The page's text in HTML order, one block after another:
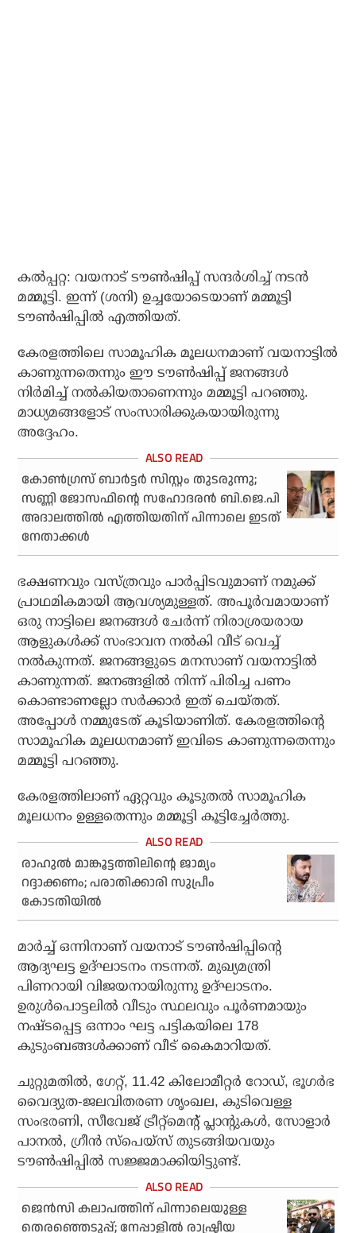
കല്‍പ്പറ്റ: വയനാട് ടൗണ്‍ഷിപ്പ് സന്ദര്‍ശിച്ച് നടന്‍
മമ്മൂട്ടി. ഇന്ന് (ശനി) ഉച്ചയോടെയാണ് മമ്മൂട്ടി
ടൗണ്‍ഷിപ്പില്‍ എത്തിയത്.
കേരളത്തിലെ സാമൂഹിക മൂലധനമാണ് വയനാട്ടില്‍
കാണുന്നതെന്നും ഈ ടൗണ്‍ഷിപ്പ് ജനങ്ങള്‍
നിര്‍മിച്ച് നല്‍കിയതാണെന്നും മമ്മൂട്ടി പറഞ്ഞു.
മാധ്യമങ്ങളോട് സംസാരിക്കുകയായിരുന്നു
അദ്ദേഹം.
കോണ്‍ഗ്രസ് ബാര്‍ട്ടര്‍ സിസ്റ്റം തുടരുന്നു;
സണ്ണി ജോസഫിന്റെ സഹോദരന്‍ ബി.ജെ.പി
അദാലത്തില്‍ എത്തിയതിന് പിന്നാലെ ഇടത്
നേതാക്കള്‍
ഭക്ഷണവും വസ്ത്രവും പാര്‍പ്പിടവുമാണ് നമുക്ക്
പ്രാഥമികമായി ആവശ്യമുള്ളത്. അപൂര്‍വമായാണ്
ഒരു നാട്ടിലെ ജനങ്ങള്‍ ചേര്‍ന്ന് നിരാശ്രയരായ
ആളുകള്‍ക്ക് സംഭാവന നല്‍കി വീട് വെച്ച്
നല്‍കുന്നത്. ജനങ്ങളുടെ മനസാണ് വയനാട്ടില്‍
കാണുന്നത്. ജനങ്ങളില്‍ നിന്ന് പിരിച്ച പണം
കൊണ്ടാണല്ലോ സര്‍ക്കാര്‍ ഇത് ചെയ്തത്.
അപ്പോള്‍ നമ്മുടേത് കൂടിയാണിത്. കേരളത്തിന്റെ
സാമൂഹിക മൂലധനമാണ് ഇവിടെ കാണുന്നതെന്നും
മമ്മൂട്ടി പറഞ്ഞു.
കേരളത്തിലാണ് ഏറ്റവും കൂടുതല്‍ സാമൂഹിക
മൂലധനം ഉള്ളതെന്നും മമ്മൂട്ടി കൂട്ടിച്ചേര്‍ത്തു.
രാഹുല്‍ മാങ്കൂട്ടത്തിലിന്റെ ജാമ്യം
റദ്ദാക്കണം; പരാതിക്കാരി സുപ്രീം
കോടതിയില്‍
മാര്‍ച്ച് ഒന്നിനാണ് വയനാട് ടൗണ്‍ഷിപ്പിന്റെ
ആദ്യഘട്ട ഉദ്ഘാടനം നടന്നത്. മുഖ്യമന്ത്രി
പിണറായി വിജയനായിരുന്നു ഉദ്ഘാടനം.
ഉരുള്‍പൊട്ടലില്‍ വീടും സ്ഥലവും പൂര്‍ണമായും
നഷ്ടപ്പെട്ട ഒന്നാം ഘട്ട പട്ടികയിലെ 178
കുടുംബങ്ങള്‍ക്കാണ് വീട് കൈമാറിയത്.
ചുറ്റുമതില്‍, ഗേറ്റ്, 11.42 കിലോമീറ്റര്‍ റോഡ്, ഭൂഗര്‍ഭ
വൈദ്യുത-ജലവിതരണ ശൃംഖല, കുടിവെള്ള
സംഭരണി, സീവേജ് ട്രീറ്റ്‌മെന്റ് പ്ലാന്റുകള്‍, സോളാര്‍
പാനല്‍, ഗ്രീന്‍ സ്പെയ്സ് തുടങ്ങിയവയും
ടൗണ്‍ഷിപ്പില്‍ സജ്ജമാക്കിയിട്ടുണ്ട്.
ജെന്‍സി കലാപത്തിന് പിന്നാലെയുള്ള
തെരഞ്ഞെടുപ്പ്; നേപ്പാളില്‍ രാഷ്ട്രീയ